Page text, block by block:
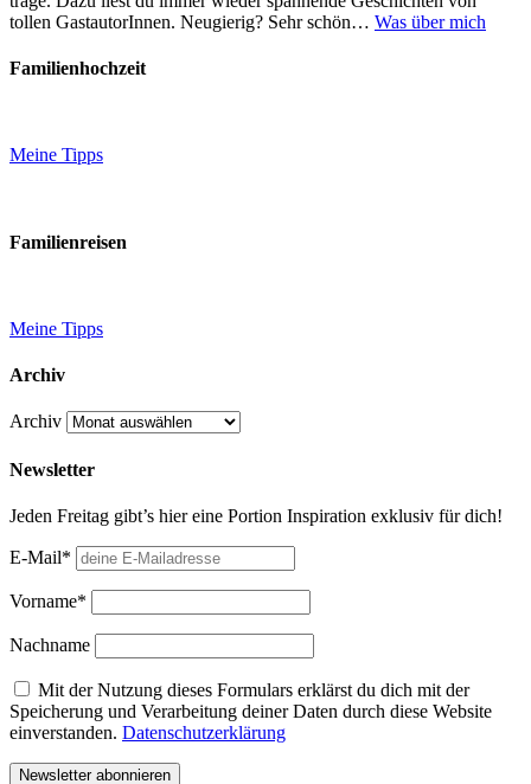
tollen GastautorInnen. Neugierig? Sehr schön… Was über mich
Familienhochzeit
Meine Tipps
Familienreisen
Meine Tipps
Archiv
Archiv
Newsletter
Jeden Freitag gibt’s hier eine Portion Inspiration exklusiv für dich!
E-Mail*
Vorname*
Nachname
Mit der Nutzung dieses Formulars erklärst du dich mit der
Speicherung und Verarbeitung deiner Daten durch diese Website
einverstanden. Datenschutzerklärung